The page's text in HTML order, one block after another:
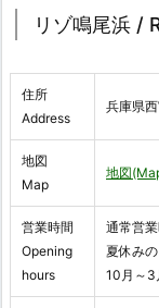
リゾ鳴尾浜 /
住所
Address
兵庫県
地図
Map
地図
営業時間
Opening
hours
通常営
夏休み
10月～